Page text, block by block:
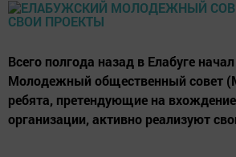
Всего полгода назад в Елабуге
Молодежный общественный совет
ребята, претендующие на
организации, активно реализуют